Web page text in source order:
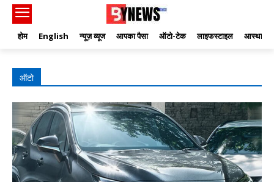
होम English न्यूज़ व्यूज आपका पैसा ऑटो-टेक लाइफस्टाइल आस्था
ऑटो